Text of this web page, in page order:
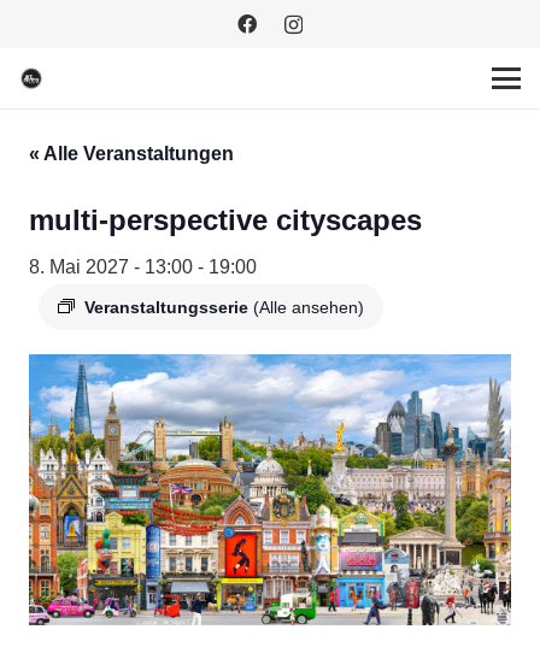
« Alle Veranstaltungen
multi-perspective cityscapes
8. Mai 2027 - 13:00 - 19:00
Veranstaltungsserie (Alle ansehen)